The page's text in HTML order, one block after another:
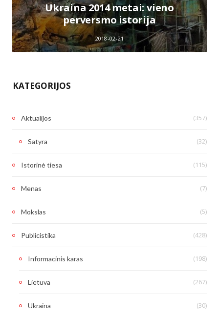
Ukraina 2014 metai: vieno
perversmo istorija
2018-02-21
KATEGORIJOS
Aktualijos (357)
Satyra (32)
Istorinė tiesa (115)
Menas (7)
Mokslas (5)
Publicistika (428)
Informacinis karas (198)
Lietuva (267)
Ukraina (30)